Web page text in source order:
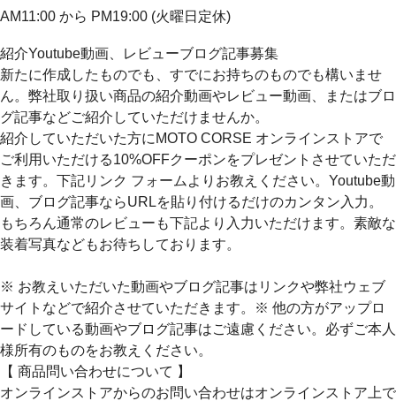
AM11:00 から PM19:00 (火曜日定休)
紹介Youtube動画、レビューブログ記事募集
新たに作成したものでも、すでにお持ちのものでも構いませ
ん。弊社取り扱い商品の紹介動画やレビュー動画、またはブロ
グ記事などご紹介していただけませんか。
紹介していただいた方にMOTO CORSE オンラインストアで
ご利用いただける10%OFFクーポンをプレゼントさせていただ
きます。下記リンク フォームよりお教えください。Youtube動
画、ブログ記事ならURLを貼り付けるだけのカンタン入力。
もちろん通常のレビューも下記より入力いただけます。素敵な
装着写真などもお待ちしております。
※ お教えいただいた動画やブログ記事はリンクや弊社ウェブ
サイトなどで紹介させていただきます。※ 他の方がアップロ
ードしている動画やブログ記事はご遠慮ください。必ずご本人
様所有のものをお教えください。
【 商品問い合わせについて 】
オンラインストアからのお問い合わせはオンラインストア上で